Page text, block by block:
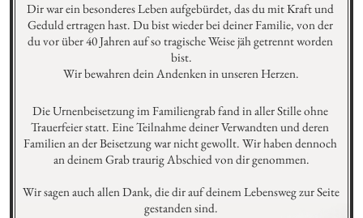
Dir war ein besonderes Leben aufgebürdet, das du mit Kraft und
Geduld ertragen hast. Du bist wieder bei deiner Familie, von der
du vor über 40 Jahren auf so tragische Weise jäh getrennt worden
bist.
Wir bewahren dein Andenken in unseren Herzen.
Die Urnenbeisetzung im Familiengrab fand in aller Stille ohne
Trauerfeier statt. Eine Teilnahme deiner Verwandten und deren
Familien an der Beisetzung war nicht gewollt. Wir haben dennoch
an deinem Grab traurig Abschied von dir genommen.
Wir sagen auch allen Dank, die dir auf deinem Lebensweg zur Seite
gestanden sind.